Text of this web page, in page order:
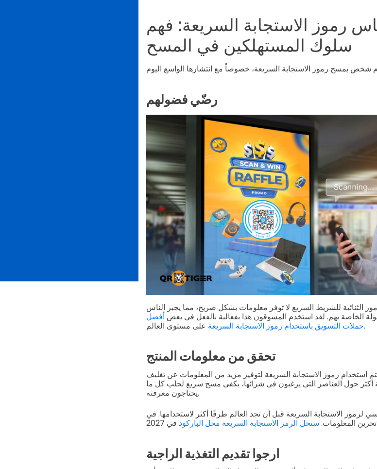
رموز الاستجابة السريعة: فهم
سلوك المستهلكين في المسح
رضّي فضولهم
الثنائية للشريط السريع لا توفر معلومات بشكل صريح، مما يجبر الناس
الخاصة بهم. لقد استخدم المسوقون هذا بفعالية بالفعل في بعضأفضل
حملات التسويق باستخدام رموز الاستجابة السريعةعلى مستوى العالم.
تحقق من معلومات المنتج
استخدام رموز الاستجابة السريعة لتوفير مزيد من المعلومات عن تغليف
أكثر حول العناصر التي يرغبون في شرائها، يكفي مسح سريع لجلب كل ما
يحتاجون معرفته.
لرموز الاستجابة السريعة قبل أن تجد العالم طرقًا أكثر لاستخدامها. في
تخزين المعلومات. ستحل الرمز الاستجابة السريعة محل الباركود
ارجوا تقديم التغذية الراجية